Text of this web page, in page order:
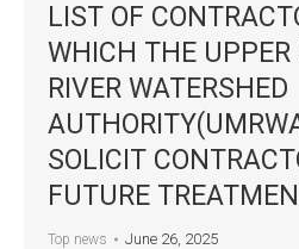
LIST OF
WHICH THE
RIVER WATERSHED
SOLICIT
FUTURE
Top news June 26, 2025